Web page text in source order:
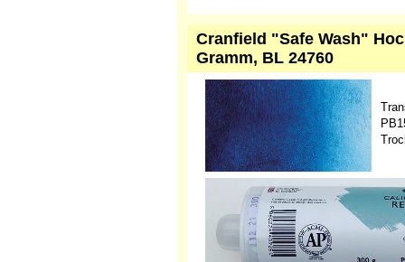
Cranfield "Safe Wash"
Gramm, BL 24760